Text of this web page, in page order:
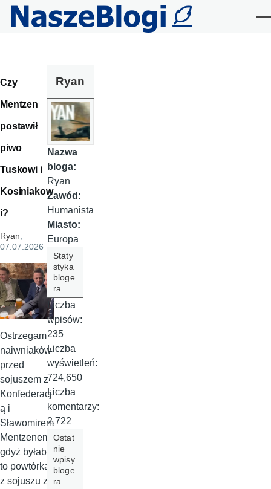
Przejdź do treści
Czy
Mentzen
postawił
piwo
Tuskowi i
Kosiniakow
i?
Ryan,
07.07.2026
Ostrzegam
naiwniaków
przed
sojuszem z
Konfederacj
ą i
Sławomirem
Mentzenem,
gdyż byłaby
to powtórka
z sojuszu z
Ryan
Nazwa
bloga:
Ryan
Zawód:
Humanista
Miasto:
Europa
Staty
styka
bloge
ra
Liczba
wpisów:
235
Liczba
wyświetleń:
724,650
Liczba
komentarzy:
2,722
Ostat
nie
wpisy
bloge
ra